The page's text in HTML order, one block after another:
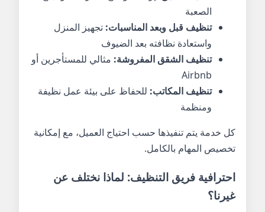
الصعبة
تنظيف قبل وبعد المناسبات: تجهيز المنزل
واستعادة نظافته بعد الضيوف
تنظيف الشقق المفروشة: مثالي للمستأجرين أو
Airbnb
تنظيف المكاتب: للحفاظ على بيئة عمل نظيفة
ومنظمة
كل خدمة يتم تنفيذها حسب احتياج العميل، مع إمكانية
تخصيص المهام بالكامل.
احترافية فريق التنظيف: لماذا نختلف عن
غيرنا؟